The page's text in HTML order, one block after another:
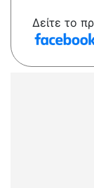
Δείτε το